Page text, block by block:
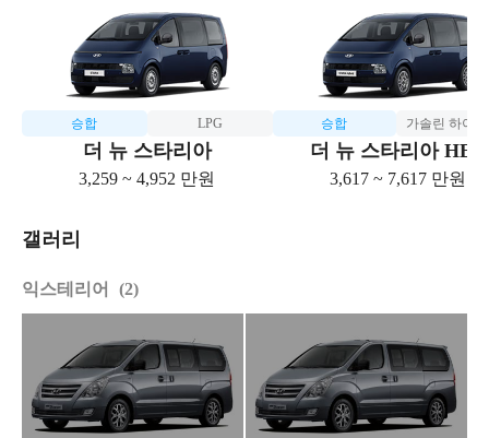
승합 LPG
더 뉴 스타리아
3,259 ~ 4,952 만원
승합 가솔린 하이
더 뉴 스타리아 HEV
3,617 ~ 7,617 만원
갤러리
익스테리어 2